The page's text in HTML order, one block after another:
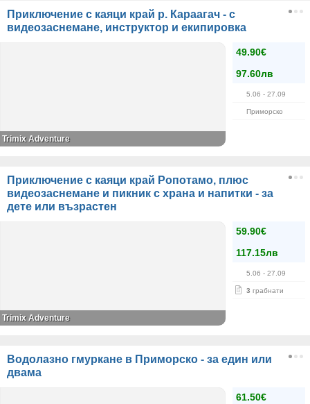
Приключение с каяци край р. Караагач - с
видеозаснемане, инструктор и екипировка
49.90€
97.60лв
5.06 - 27.09
Приморско
Trimix Adventure
Приключение с каяци край Ропотамо, плюс
видеозаснемане и пикник с храна и напитки - за
дете или възрастен
59.90€
117.15лв
5.06 - 27.09
3 грабнати
Trimix Adventure
Водолазно гмуркане в Приморско - за един или
двама
61.50€